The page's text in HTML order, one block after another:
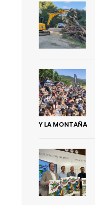
Y LA MONTAÑA